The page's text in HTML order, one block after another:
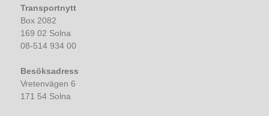
Transportnytt
Box 2082
169 02 Solna
08-514 934 00
Besöksadress
Vretenvägen 6
171 54 Solna